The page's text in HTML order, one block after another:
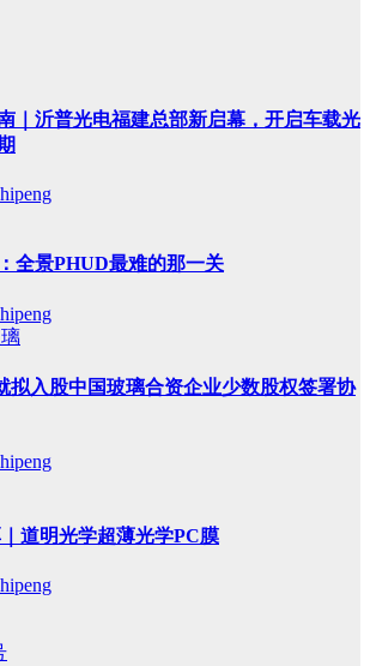
｜沂普光电福建总部新启幕，开启车载光
全景PHUD最难的那一关
拟入股中国玻璃合资企业少数股权签署协
道明光学超薄光学PC膜